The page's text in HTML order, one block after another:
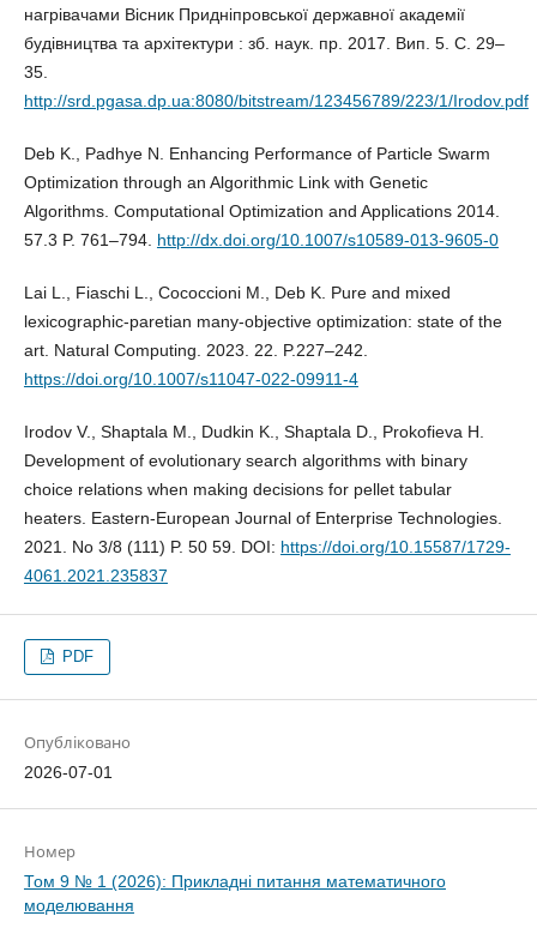
нагрівачами Вісник Придніпровської державної академії
будівництва та архітектури : зб. наук. пр. 2017. Вип. 5. С. 29–
35.
http://srd.pgasa.dp.ua:8080/bitstream/123456789/223/1/Irodov.pdf
Deb K., Padhye N. Enhancing Performance of Particle Swarm
Optimization through an Algorithmic Link with Genetic
Algorithms. Computational Optimization and Applications 2014.
57.3 P. 761–794. http://dx.doi.org/10.1007/s10589-013-9605-0
Lai L., Fiaschi L., Cococcioni M., Deb K. Pure and mixed
lexicographic-paretian many-objective optimization: state of the
art. Natural Computing. 2023. 22. P.227–242.
https://doi.org/10.1007/s11047-022-09911-4
Irodov V., Shaptala M., Dudkin K., Shaptala D., Prokofieva H.
Development of evolutionary search algorithms with binary
choice relations when making decisions for pellet tabular
heaters. Eastern-European Journal of Enterprise Technologies.
2021. No 3/8 (111) P. 50 59. DOI: https://doi.org/10.15587/1729-
4061.2021.235837
PDF
Опубліковано
2026-07-01
Номер
Том 9 № 1 (2026): Прикладні питання математичного
моделювання